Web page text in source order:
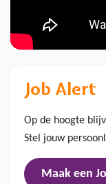
Job Alert
Op de hoogte
Stel jouw
Maak een